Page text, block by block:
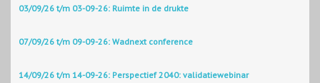
03/09/26 t/m 03-09-26: Ruimte in de drukte
07/09/26 t/m 09-09-26: Wadnext conference
14/09/26 t/m 14-09-26: Perspectief 2040: validatiewebinar